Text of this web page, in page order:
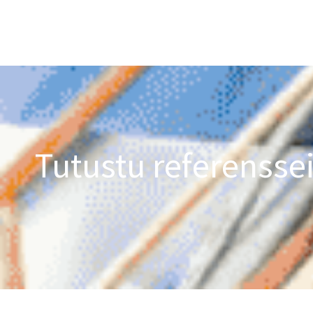
Tutustu